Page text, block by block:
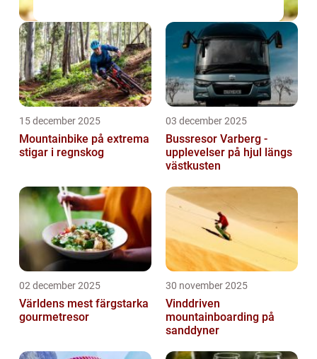
15 december 2025
Mountainbike på extrema
stigar i regnskog
03 december 2025
Bussresor Varberg -
upplevelser på hjul längs
västkusten
02 december 2025
Världens mest färgstarka
gourmetresor
30 november 2025
Vinddriven
mountainboarding på
sanddyner